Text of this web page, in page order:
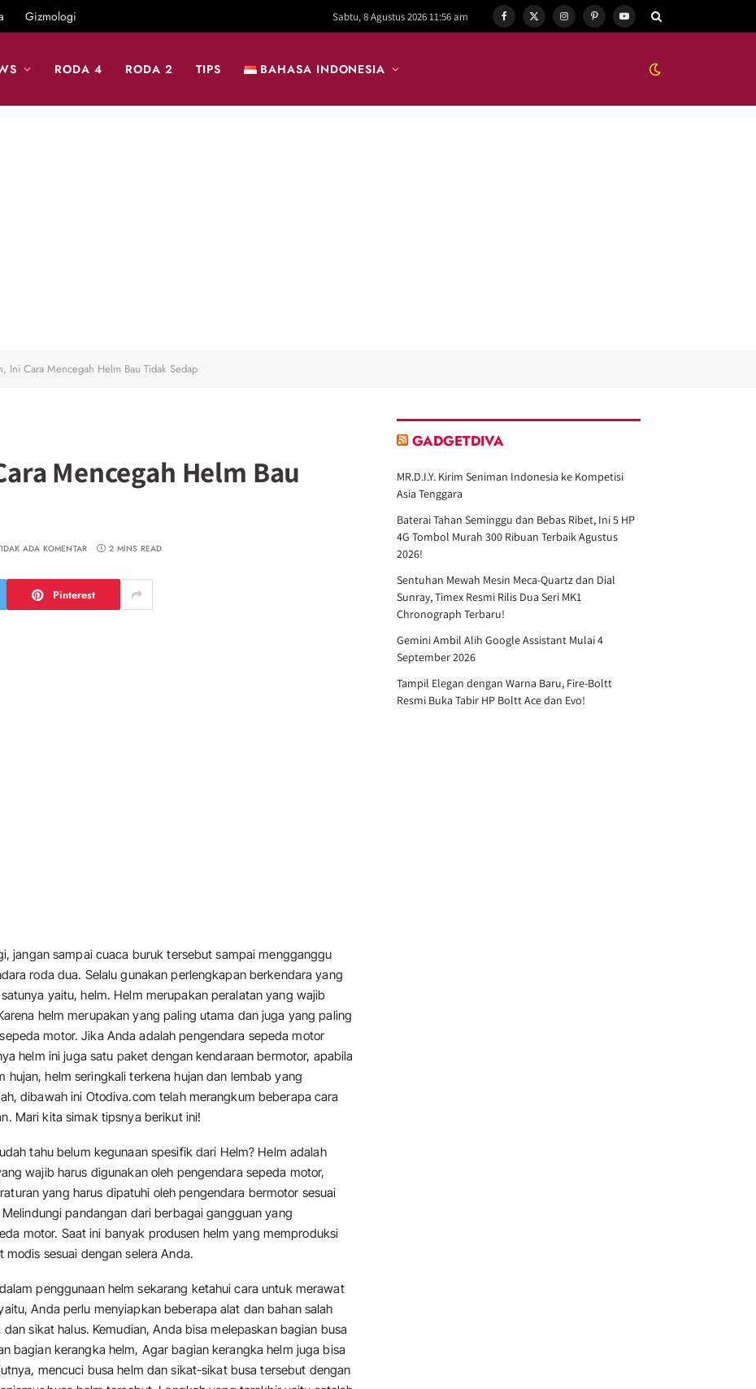
Gizmologi Sabtu, 8 Agustus 2026 11:56 am Facebook
X
InstagramPinterestYouTube
RODA 4 RODA 2 TIPS BAHASA INDONESIA
Ini Cara Mencegah Helm Bau Tidak Sedap
Mencegah Helm Bau
ADA KOMENTAR 2 MINS READ
Pinterest
jangan sampai cuaca buruk tersebut sampai mengganggu
roda dua. Selalu gunakan perlengkapan berkendara yang
yaitu, helm. Helm merupakan peralatan yang wajib
helm merupakan yang paling utama dan juga yang paling
motor. Jika Anda adalah pengendara sepeda motor
helm ini juga satu paket dengan kendaraan bermotor, apabila
hujan, helm seringkali terkena hujan dan lembab yang
dibawah ini Otodiva.com telah merangkum beberapa cara
Mari kita simak tipsnya berikut ini!
tahu belum kegunaan spesifik dari Helm? Helm adalah
wajib harus digunakan oleh pengendara sepeda motor,
yang harus dipatuhi oleh pengendara bermotor sesuai
pandangan dari berbagai gangguan yang
motor. Saat ini banyak produsen helm yang memproduksi
sesuai dengan selera Anda.
penggunaan helm sekarang ketahui cara untuk merawat
Anda perlu menyiapkan beberapa alat dan bahan salah
sikat halus. Kemudian, Anda bisa melepaskan bagian busa
bagian kerangka helm, Agar bagian kerangka helm juga bisa
mencuci busa helm dan sikat-sikat busa tersebut dengan
GADGETDIVA
MR.D.I.Y. Kirim Seniman Indonesia ke Kompetisi
Asia Tenggara
Baterai Tahan Seminggu dan Bebas Ribet, Ini 5 HP
4G Tombol Murah 300 Ribuan Terbaik Agustus
2026!
Sentuhan Mewah Mesin Meca-Quartz dan Dial
Sunray, Timex Resmi Rilis Dua Seri MK1
Chronograph Terbaru!
Gemini Ambil Alih Google Assistant Mulai 4
September 2026
Tampil Elegan dengan Warna Baru, Fire-Boltt
Resmi Buka Tabir HP Boltt Ace dan Evo!